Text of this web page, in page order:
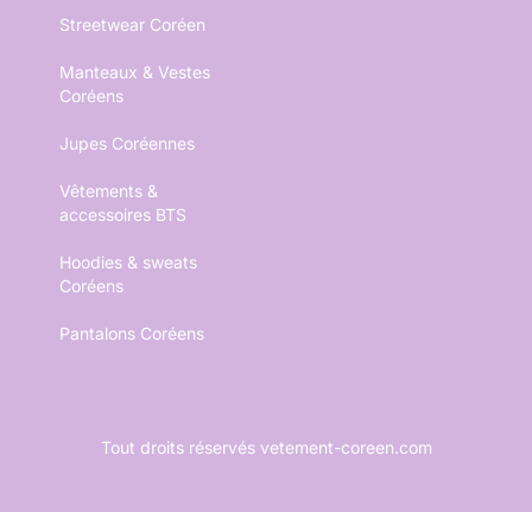
Streetwear Coréen
Manteaux & Vestes
Coréens
Jupes Coréennes
Vêtements &
accessoires BTS
Hoodies & sweats
Coréens
Pantalons Coréens
Tout droits réservés vetement-coreen.com